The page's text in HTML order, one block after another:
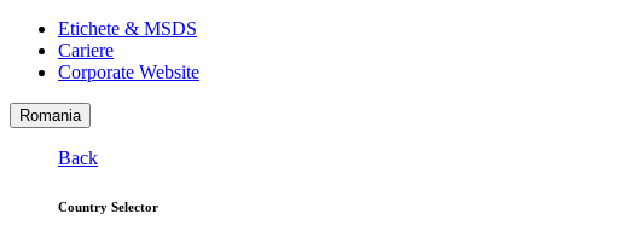
Etichete & MSDS
Cariere
Corporate Website
Romania
Back
Country Selector